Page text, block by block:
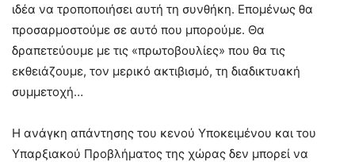
ιδέα να τροποποιήσει αυτή τη συνθήκη. Επομένως θα
προσαρμοστούμε σε αυτό που μπορούμε. Θα
δραπετεύουμε με τις «πρωτοβουλίες» που θα τις
εκθειάζουμε, τον μερικό ακτιβισμό, τη διαδικτυακή
συμμετοχή…
Η ανάγκη απάντησης του κενού Υποκειμένου και του
Υπαρξιακού Προβλήματος της χώρας δεν μπορεί να